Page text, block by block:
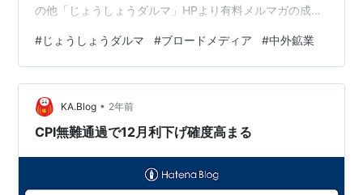
の他「じょうしょうダルマ」HPより有料メルマガの成績
ho.ne.jp/joeshow/performance.html１ヶ月当たり４，３
００円～相場が続く限りチャンスはいくらでもありま
す！是非一度お試しください。※リスク・手数料などにつ
きましては以下の契約締結前交付書面を参照してくださ
い。http://www.ric.hi-ho…
#じょうしょうダルマ #ブロードメディア #中外鉱業
KA.Blog • 2年前
CPI無難通過で12月利下げ確度高まる